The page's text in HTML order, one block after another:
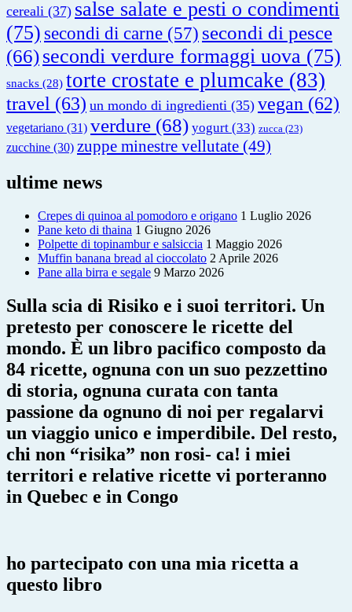
cereali (37) salse salate e pesti o condimenti
(75) secondi di carne (57) secondi di pesce
(66)secondi verdure formaggi uova (75)
snacks (28) torte crostate e plumcake (83)
travel (63) un mondo di ingredienti (35) vegan (62)
vegetariano (31) verdure (68) yogurt (33) zucca (23)
zucchine (30) zuppe minestre vellutate (49)
ultime news
Crepes di quinoa al pomodoro e origano 1 Luglio 2026
Pane keto di thaina 1 Giugno 2026
Polpette di topinambur e salsiccia 1 Maggio 2026
Muffin banana bread al cioccolato 2 Aprile 2026
Pane alla birra e segale 9 Marzo 2026
Sulla scia di Risiko e i suoi territori. Un
pretesto per conoscere le ricette del
mondo. È un libro pacifico composto da
84 ricette, ognuna con un suo pezzettino
di storia, ognuna curata con tanta
passione da ognuno di noi per regalarvi
un viaggio unico e imperdibile. Del resto,
chi non “risika” non rosi- ca! i miei
territori e relative ricette vi porteranno
in Quebec e in Congo
ho partecipato con una mia ricetta a
questo libro